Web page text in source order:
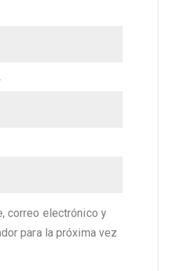
correo electrónico y
para la próxima vez